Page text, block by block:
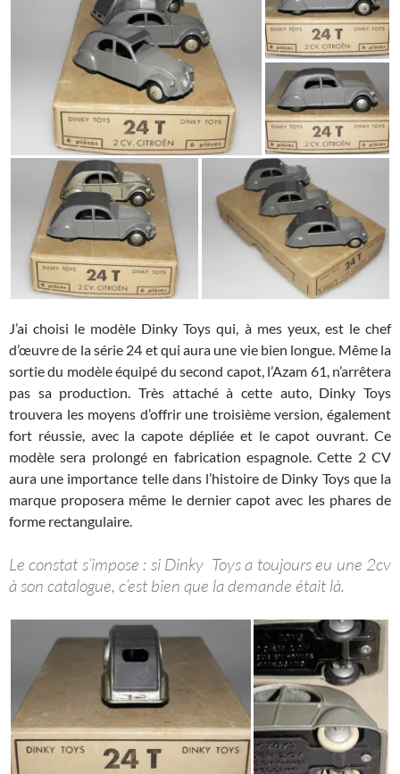
J’ai choisi le modèle Dinky Toys qui, à mes yeux, est le chef
d’œuvre de la série 24 et qui aura une vie bien longue. Même la
sortie du modèle équipé du second capot, l’Azam 61, n’arrêtera
pas sa production. Très attaché à cette auto, Dinky Toys
trouvera les moyens d’offrir une troisième version, également
fort réussie, avec la capote dépliée et le capot ouvrant. Ce
modèle sera prolongé en fabrication espagnole. Cette 2 CV
aura une importance telle dans l’histoire de Dinky Toys que la
marque proposera même le dernier capot avec les phares de
forme rectangulaire.
Le constat s’impose : si Dinky Toys a toujours eu une 2cv
à son catalogue, c’est bien que la demande était là.